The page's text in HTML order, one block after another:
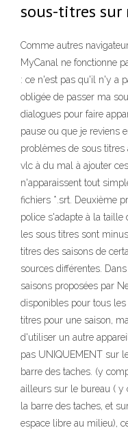
sous-titres sur
Comme autres
MyCanal ne fonctionne
: ce n'est pas qu'il n'y a
obligée de passer ma
dialogues pour faire
pause ou que je reviens
problèmes de sous titres
vlc à du mal à ajouter
n'apparaissent tout
fichiers *.srt. Deuxième
police s'adapte à la taille
les sous titres sont
titres des saisons de
sources différentes.
saisons proposées par
disponibles pour tous
titres pour une saison,
d'utiliser un autre
pas UNIQUEMENT sur
barre des taches. (y
ailleurs sur le bureau ( y
la barre des taches, et
espace libre au milieu),